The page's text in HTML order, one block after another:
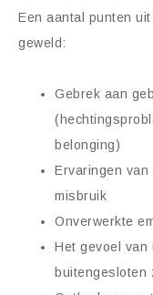
Een aantal punten
geweld:
Gebrek aan
belonging)
Ervaringen
misbruik
Onverwerkte
Het gevoel van
buitengesloten